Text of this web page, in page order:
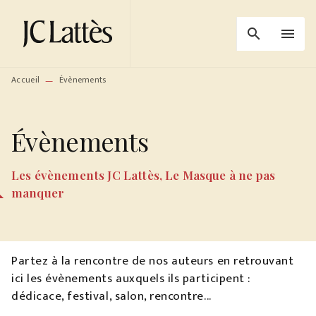
MENU RECHERCHE
PIED DE PAGE
search menu
Accueil — Évènements
Évènements
Les évènements JC Lattès, Le Masque à ne pas
manquer
Partez à la rencontre de nos auteurs en retrouvant
ici les évènements auxquels ils participent :
dédicace, festival, salon, rencontre...